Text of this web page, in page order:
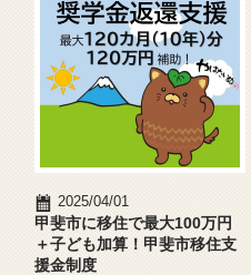
2025/04/01
甲斐市に移住で最大100万円
＋子ども加算！甲斐市移住支
援金制度